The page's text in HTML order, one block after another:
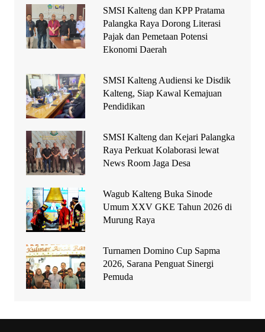
SMSI Kalteng dan KPP Pratama
Palangka Raya Dorong Literasi
Pajak dan Pemetaan Potensi
Ekonomi Daerah
SMSI Kalteng Audiensi ke Disdik
Kalteng, Siap Kawal Kemajuan
Pendidikan
SMSI Kalteng dan Kejari Palangka
Raya Perkuat Kolaborasi lewat
News Room Jaga Desa
Wagub Kalteng Buka Sinode
Umum XXV GKE Tahun 2026 di
Murung Raya
Turnamen Domino Cup Sapma
2026, Sarana Penguat Sinergi
Pemuda